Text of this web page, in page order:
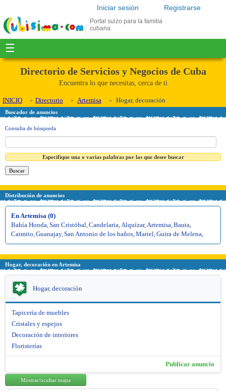
Registrarse
Iniciar sesión
Portal suizo para la familia
cubana
☰
Directorio de Servicios y Negocios de Cuba
Encuentra lo que necesitas, cerca de ti
INICIO Directorio Artemisa Hogar, decoración
Buscador de anuncios
Consulta de búsqueda
Especifique una o varias palabras por las que desee buscar
Distribución de anuncios
En Artemisa (0)
Bahía Honda San Cristóbal Candelaria Alquízar, Artemisa Bauta
Caimito Guanajay, San Antonio de los baños Mariel Guira de Melena
Hogar, decoración en Artemisa
Hogar, decoración
Tapicería de muebles
Cristales y espejos
Decoración de interiores
Floristerías
Publicar anuncio
Mostrar/ocultar mapa